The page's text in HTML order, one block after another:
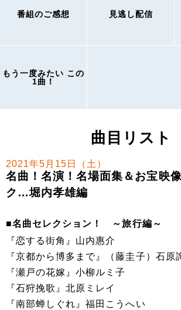
番組のご感想 見逃し配信
もう一度みたい この
1曲！
曲目リスト
2021年5月15日（土）
名曲！名演！名場面集＆お宝映
ク…堀内孝雄編
■名曲セレクション！ ～旅行編～
『恋する街角』山内惠介
『京都から博多まで』（藤圭子）石原
『瀬戸の花嫁』小柳ルミ子
『石狩挽歌』北原ミレイ
『南部蝉しぐれ』福田こうへい